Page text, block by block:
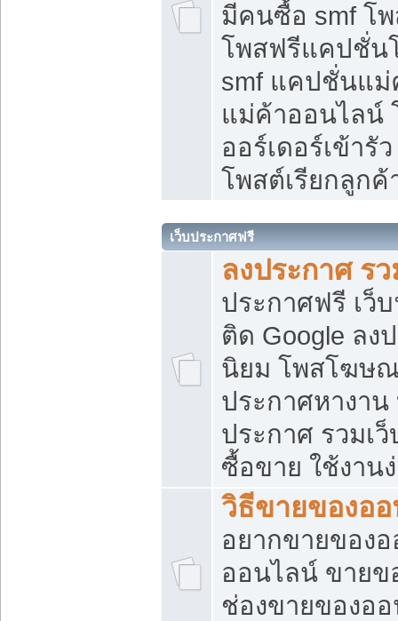
มีคนซื้อ smf โ
โพสฟรีแคปชั่น
smf แคปชั่นแ
แม่ค้าออนไลน์
ออร์เดอร์เข้ารั
โพสต์เรียกลูกค้
เว็บประกาศฟรี
ลงประกาศ ร
ประกาศฟรี เว็
ติด Google ลง
นิยม โพสโฆษ
ประกาศหางาน
ประกาศ รวมเ
ซื้อขาย ใช้งาน
วิธีขายของอ
อยากขายของ
ออนไลน์ ขายข
ช่องขายของอ